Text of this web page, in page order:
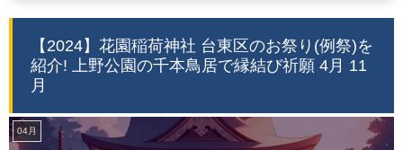
【2024】花園稲荷神社 台東区のお祭り(例祭)を
紹介! 上野公園の千本鳥居で縁結び祈願 4月 11
月
04月